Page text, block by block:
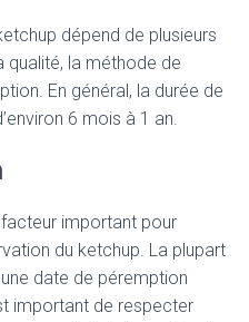
dépend de plusieurs
qualité, la méthode de
En général, la durée de
6 mois à 1 an.
important pour
du ketchup. La plupart
date de péremption
important de respecter